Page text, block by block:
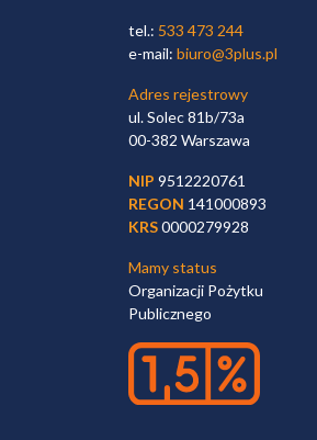
tel.: 533 473 244
e-mail: biuro@3plus.pl
Adres rejestrowy
ul. Solec 81b/73a
00-382 Warszawa
NIP 9512220761
REGON 141000893
KRS0000279928
Mamy status
Organizacji Pożytku
Publicznego